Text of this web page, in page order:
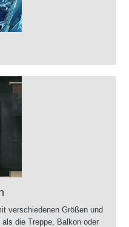
verschiedenen Größen und
die Treppe, Balkon oder